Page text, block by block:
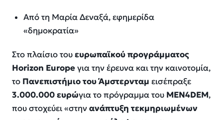
Από τη Μαρία Δεναξά, εφημερίδα
«δημοκρατία»
Στο πλαίσιο τουευρωπαϊκού προγράμματος
Horizon Europeγια την έρευνα και την καινοτομία,
το Πανεπιστήμιο του Άμστερνταμ εισέπραξε
3.000.000 ευρώγια το πρόγραμμα του ΜΕΝ4DEM,
που στοχεύει «στηνανάπτυξη τεκμηριωμένων